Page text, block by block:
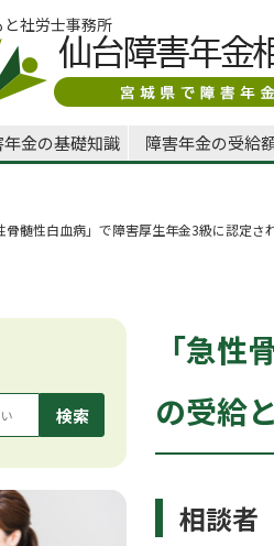
社労士事務所
年金の基礎知識 障害年金の受給
骨髄性白血病」で障害厚生年金3級に認定
「急
の受給
相談者
検索